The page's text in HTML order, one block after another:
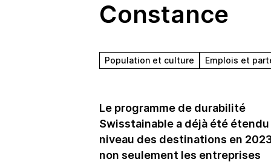
Constance
Population et culture Emplois et
Le programme de durabilité
Swisstainable a déjà été étendu
niveau des destinations en
non seulement les entreprises